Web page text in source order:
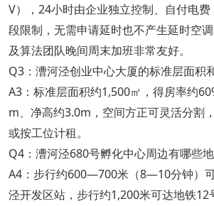
V），24小时由企业独立控制、自付电
段限制，无需申请延时也不产生延时空
及算法团队晚间周末加班非常友好。
Q3：漕河泾创业中心大厦的标准层面积
A3：标准层面积约1,500㎡，得房率约
m、净高约3.0m，空间方正可灵活分割
或按工位计租。
Q4：漕河泾680号孵化中心周边有哪些
A4：步行约600—700米（8—10分钟）
泾开发区站，步行约1,200米可达地铁12